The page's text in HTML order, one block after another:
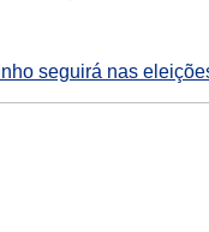
seguirá nas